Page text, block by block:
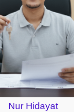
Nur Hidayat